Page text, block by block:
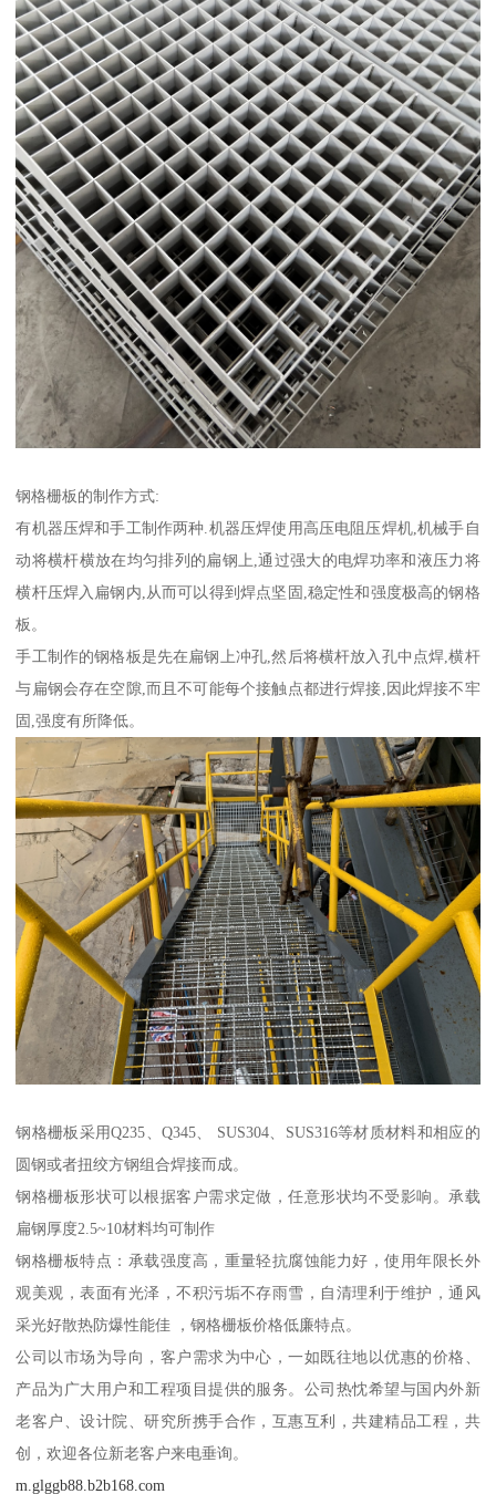
钢格栅板的制作方式:
有机器压焊和手工制作两种.机器压焊使用高压电阻压焊机,机械手自
动将横杆横放在均匀排列的扁钢上,通过强大的电焊功率和液压力将
横杆压焊入扁钢内,从而可以得到焊点坚固,稳定性和强度极高的钢格
板。
手工制作的钢格板是先在扁钢上冲孔,然后将横杆放入孔中点焊,横杆
与扁钢会存在空隙,而且不可能每个接触点都进行焊接,因此焊接不牢
固,强度有所降低。
钢格栅板采用Q235、Q345、 SUS304、SUS316等材质材料和相应的
圆钢或者扭绞方钢组合焊接而成。
钢格栅板形状可以根据客户需求定做，任意形状均不受影响。承载
扁钢厚度2.5~10材料均可制作
钢格栅板特点：承载强度高，重量轻抗腐蚀能力好，使用年限长外
观美观，表面有光泽，不积污垢不存雨雪，自清理利于维护，通风
采光好散热防爆性能佳 ，钢格栅板价格低廉特点。
公司以市场为导向，客户需求为中心，一如既往地以优惠的价格、
产品为广大用户和工程项目提供的服务。公司热忱希望与国内外新
老客户、设计院、研究所携手合作，互惠互利，共建精品工程，共
创，欢迎各位新老客户来电垂询。
m.glggb88.b2b168.com